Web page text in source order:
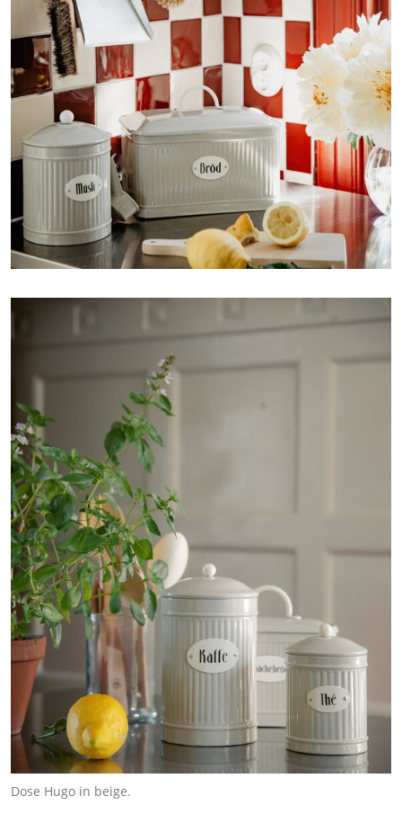
Dose Hugo in beige.